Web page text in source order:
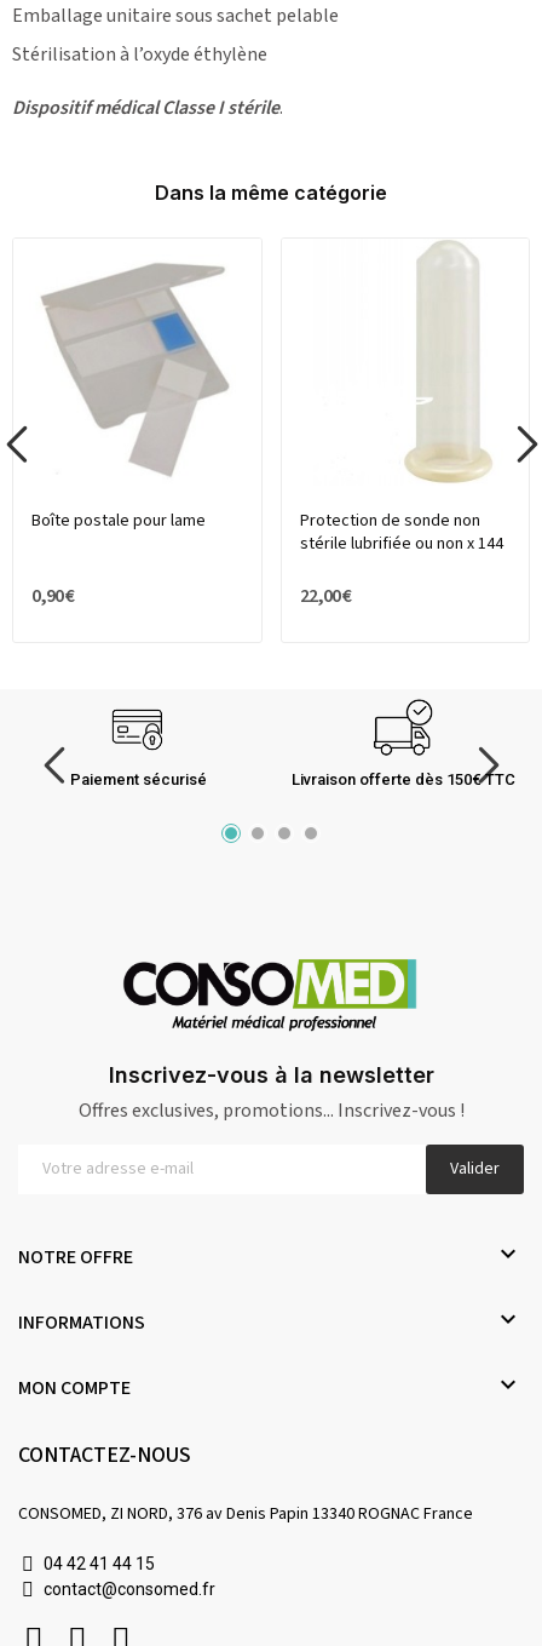
Emballage unitaire sous sachet pelable
Stérilisation à l’oxyde éthylène
Dispositif médical Classe I stérile.
Dans la même catégorie
Boîte postale pour lame
0,90 €
Protection de sonde non
stérile lubrifiée ou non x 144
22,00 €
Paiement sécurisé Livraison offerte dès 150€ TTC
Inscrivez-vous à la newsletter
Offres exclusives, promotions... Inscrivez-vous !
Valider
NOTRE OFFRE 
INFORMATIONS 
MON COMPTE 
CONTACTEZ-NOUS
CONSOMED, ZI NORD, 376 av Denis Papin 13340 ROGNAC France
04 42 41 44 15
contact@consomed.fr